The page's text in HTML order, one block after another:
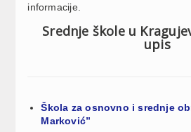
informacije.
Srednje škole u
upis
Škola za osnovno i srednje
Marković”